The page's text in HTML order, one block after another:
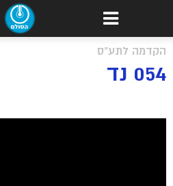
הקדמה לתע"ס
054 נד